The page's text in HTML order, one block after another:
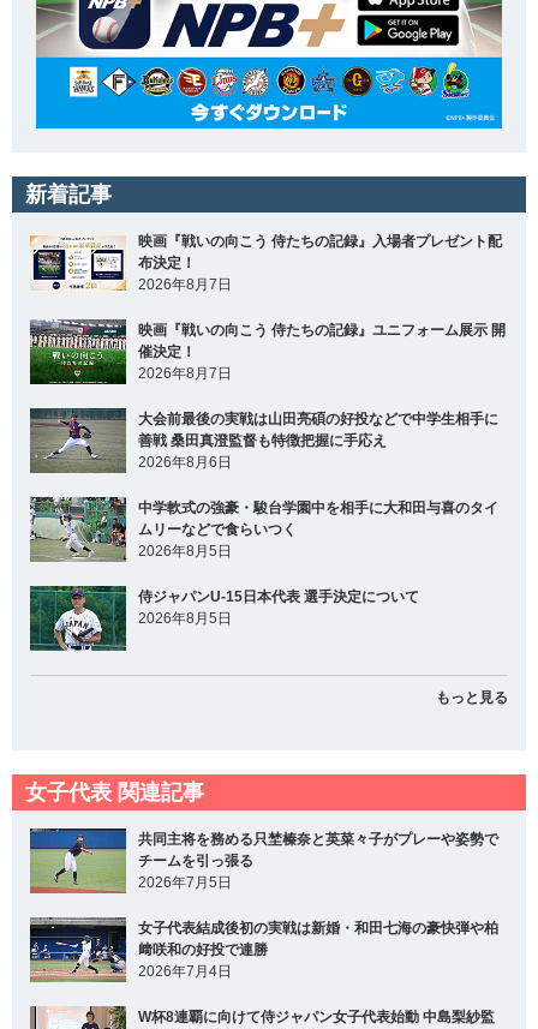
新着記事
映画『戦いの向こう 侍たちの記録』入場者プレゼント配
布決定！
2026年8月7日
映画『戦いの向こう 侍たちの記録』ユニフォーム展示 開
催決定！
2026年8月7日
大会前最後の実戦は山田亮碩の好投などで中学生相手に
善戦 桑田真澄監督も特徴把握に手応え
2026年8月6日
中学軟式の強豪・駿台学園中を相手に大和田与喜のタイ
ムリーなどで食らいつく
2026年8月5日
侍ジャパンU-15日本代表 選手決定について
2026年8月5日
もっと見る
女子代表 関連記事
共同主将を務める只埜榛奈と英菜々子がプレーや姿勢で
チームを引っ張る
2026年7月5日
女子代表結成後初の実戦は新婚・和田七海の豪快弾や柏
﨑咲和の好投で連勝
2026年7月4日
W杯8連覇に向けて侍ジャパン女子代表始動 中島梨紗監